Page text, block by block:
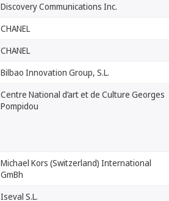
Discovery Communications Inc.
CHANEL
CHANEL
Bilbao Innovation Group, S.L.
Centre National d’art et de Culture Georges
Pompidou
Michael Kors (Switzerland) International
GmBh
Iseval S.L.